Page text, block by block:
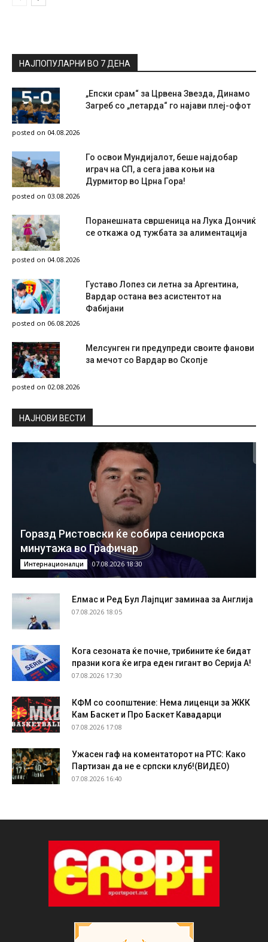
НАЈПОПУЛАРНИ ВО 7 ДЕНА
„Епски срам“ за Црвена Звезда, Динамо
Загреб со „петарда“ го најави плеј-офот
posted on 04.08.2026
Го освои Мундијалот, беше најдобар
играч на СП, а сега јава коњи на
Дурмитор во Црна Гора!
posted on 03.08.2026
Поранешната свршеница на Лука Дончиќ
се откажа од тужбата за алиментација
posted on 04.08.2026
Густаво Лопез си летна за Аргентина,
Вардар остана вез асистентот на
Фабијани
posted on 06.08.2026
Мелсунген ги предупреди своите фанови
за мечот со Вардар во Скопје
posted on 02.08.2026
НAЈНОВИ ВЕСТИ
Горазд Ристовски ќе собира сениорска
минутажа во Графичар
Интернационалци 07.08.2026 18:30
Елмас и Ред Бул Лајпциг заминаа за Англија
07.08.2026 18:05
Кога сезоната ќе почне, трибините ќе бидат
празни кога ќе игра еден гигант во Серија А!
07.08.2026 17:30
КФМ со соопштение: Нема лиценци за ЖКК
Кам Баскет и Про Баскет Кавадарци
07.08.2026 17:08
Ужасен гаф на коментаторот на РТС: Како
Партизан да не е српски клуб!(ВИДЕО)
07.08.2026 16:40